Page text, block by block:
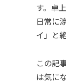
す。卓
日常に
イ」と
この記
は気に